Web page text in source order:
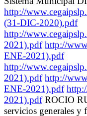
http://
(31-DIC-2020).pdf
http://
2021).pdf http://
ENE-2021).pdf
http://
2021).pdf http://
ENE-2021).pdf
2021).pdfROCIO
servicios generales